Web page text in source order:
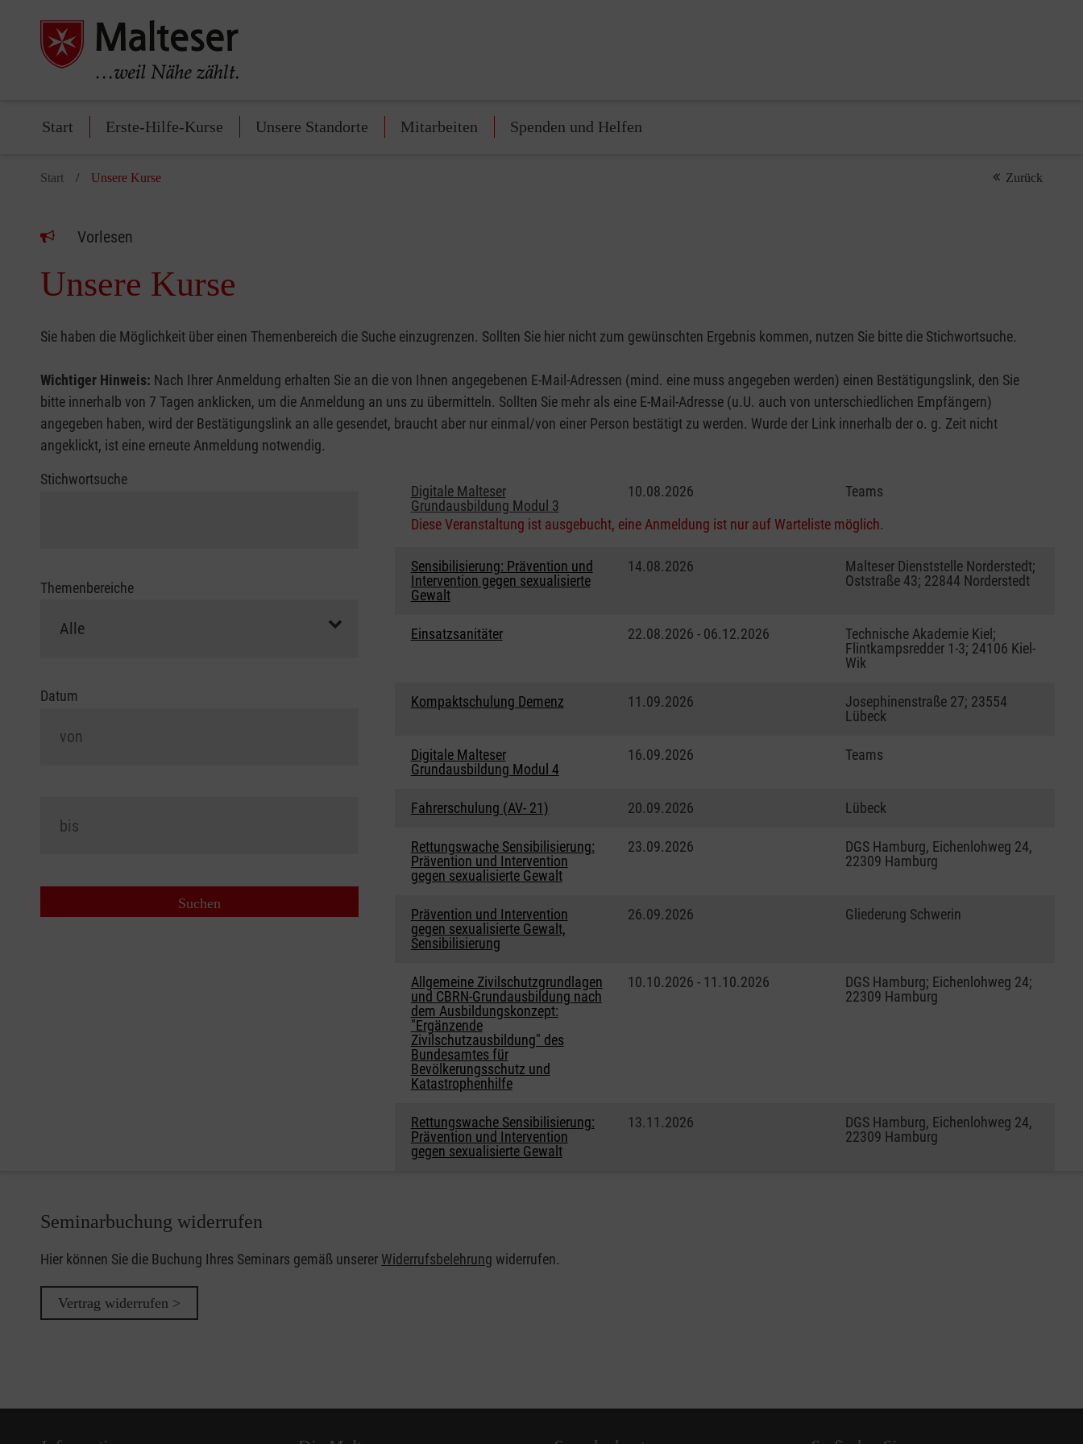
Start Erste-Hilfe-Kurse Unsere Standorte Mitarbeiten Spenden und Helfen
Start Unsere Kurse Zurück
Vorlesen
Unsere Kurse
Sie haben die Möglichkeit über einen Themenbereich die Suche einzugrenzen. Sollten Sie hier nicht zum gewünschten Ergebnis kommen, nutzen Sie bitte die Stichwortsuche.
Wichtiger Hinweis: Nach Ihrer Anmeldung erhalten Sie an die von Ihnen angegebenen E-Mail-Adressen (mind. eine muss angegeben werden) einen Bestätigungslink, den Sie
bitte innerhalb von 7 Tagen anklicken, um die Anmeldung an uns zu übermitteln. Sollten Sie mehr als eine E-Mail-Adresse (u.U. auch von unterschiedlichen Empfängern)
angegeben haben, wird der Bestätigungslink an alle gesendet, braucht aber nur einmal/von einer Person bestätigt zu werden. Wurde der Link innerhalb der o. g. Zeit nicht
angeklickt, ist eine erneute Anmeldung notwendig.
Stichwortsuche
Themenbereiche
Datum
Digitale Malteser
Grundausbildung Modul 3
10.08.2026
Teams
Diese Veranstaltung ist ausgebucht, eine Anmeldung ist nur auf Warteliste möglich.
Sensibilisierung: Prävention und
Intervention gegen sexualisierte
Gewalt
14.08.2026
Malteser Dienststelle Norderstedt;
Oststraße 43; 22844 Norderstedt
Einsatzsanitäter 22.08.2026 - 06.12.2026
Technische Akademie Kiel;
Flintkampsredder 1-3; 24106 Kiel-
Wik
Kompaktschulung Demenz 11.09.2026
Josephinenstraße 27; 23554
Lübeck
Digitale Malteser
Grundausbildung Modul 4
16.09.2026 Teams
Fahrerschulung (AV- 21) 20.09.2026 Lübeck
Rettungswache Sensibilisierung:
Prävention und Intervention
gegen sexualisierte Gewalt
23.09.2026
DGS Hamburg, Eichenlohweg 24,
22309 Hamburg
Prävention und Intervention
gegen sexualisierte Gewalt,
Sensibilisierung
26.09.2026 Gliederung Schwerin
Allgemeine Zivilschutzgrundlagen
und CBRN-Grundausbildung nach
dem Ausbildungskonzept:
"Ergänzende
Zivilschutzausbildung" des
Bundesamtes für
Bevölkerungsschutz und
Katastrophenhilfe
10.10.2026 - 11.10.2026
DGS Hamburg; Eichenlohweg 24;
22309 Hamburg
Rettungswache Sensibilisierung:
Prävention und Intervention
gegen sexualisierte Gewalt
13.11.2026
DGS Hamburg, Eichenlohweg 24,
22309 Hamburg
Seminarbuchung widerrufen
Hier können Sie die Buchung Ihres Seminars gemäß unserer Widerrufsbelehrung widerrufen.
Vertrag widerrufen >